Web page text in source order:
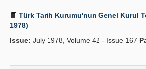
Türk Tarih Kurumu'nun Genel Kurul
1978)
Issue: July 1978, Volume 42 - Issue 167